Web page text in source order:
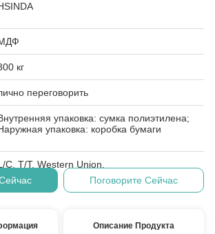
кг
переговорить
упаковка: сумка полиэтилена;
упаковка: коробка бумаги
C, T/T, Western Union,
Поговорите Сейчас
Описание Продукта